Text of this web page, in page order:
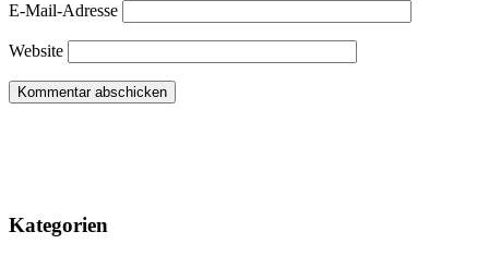
E-Mail-Adresse
Website
Kategorien